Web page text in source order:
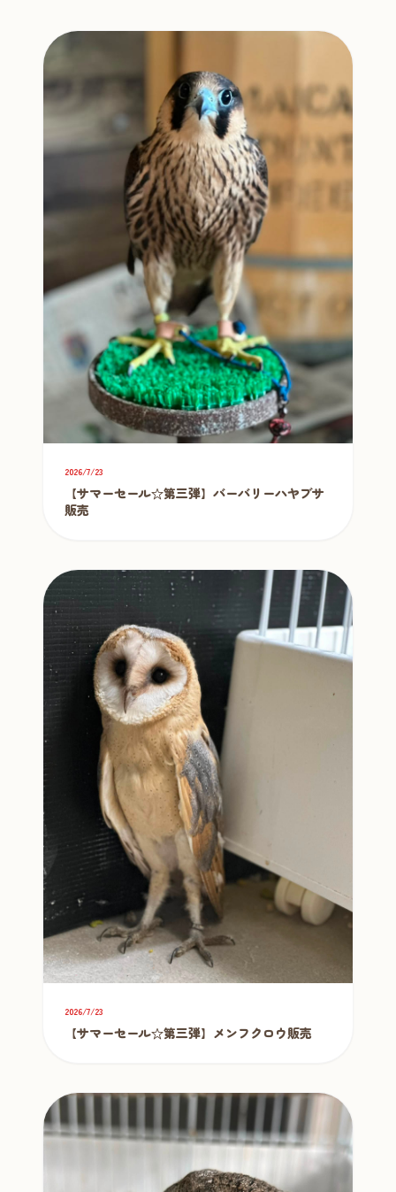
2026/7/23
【サマーセール☆第三弾】バーバリーハヤブサ
販売
2026/7/23
【サマーセール☆第三弾】メンフクロウ販売